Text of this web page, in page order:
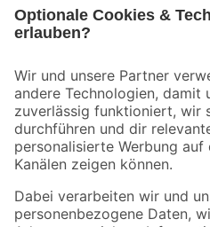
Der toom Newsletter: Keine Angebote
Zur Newsletter Anmeldung
Folge uns